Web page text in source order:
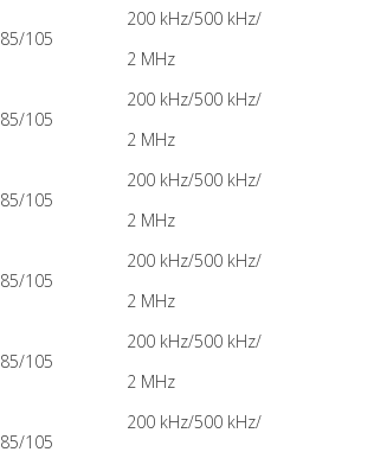
85/105
200 kHz/500 kHz/
2 MHz
85/105
200 kHz/500 kHz/
2 MHz
85/105
200 kHz/500 kHz/
2 MHz
85/105
200 kHz/500 kHz/
2 MHz
85/105
200 kHz/500 kHz/
2 MHz
85/105
200 kHz/500 kHz/